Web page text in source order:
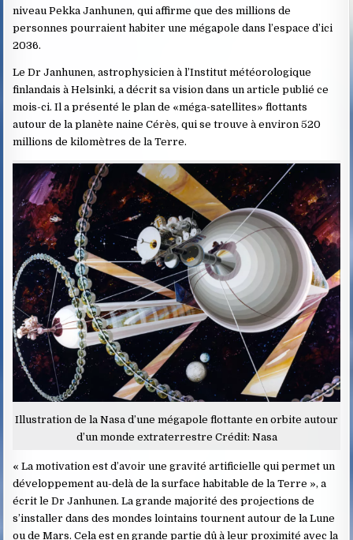
niveau Pekka Janhunen, qui affirme que des millions de
personnes pourraient habiter une mégapole dans l’espace d’ici
2036.
Le Dr Janhunen, astrophysicien à l’Institut météorologique
finlandais à Helsinki, a décrit sa vision dans un article publié ce
mois-ci. Il a présenté le plan de «méga-satellites» flottants
autour de la planète naine Cérès, qui se trouve à environ 520
millions de kilomètres de la Terre.
Illustration de la Nasa d’une mégapole flottante en orbite autour
d’un monde extraterrestre Crédit: Nasa
« La motivation est d’avoir une gravité artificielle qui permet un
développement au-delà de la surface habitable de la Terre », a
écrit le Dr Janhunen. La grande majorité des projections de
s’installer dans des mondes lointains tournent autour de la Lune
ou de Mars. Cela est en grande partie dû à leur proximité avec la